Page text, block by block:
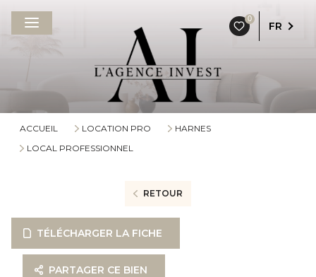
0
FR
ACCUEIL LOCATION PRO
HARNES
LOCAL PROFESSIONNEL
RETOUR
TÉLÉCHARGER LA FICHE
PARTAGER CE BIEN